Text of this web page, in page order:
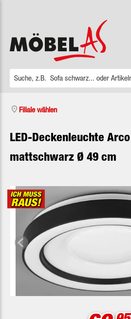
Filiale wählen
LED-Deckenleuchte Arco
mattschwarz Ø 49 cm
Bildergalerie überspringen